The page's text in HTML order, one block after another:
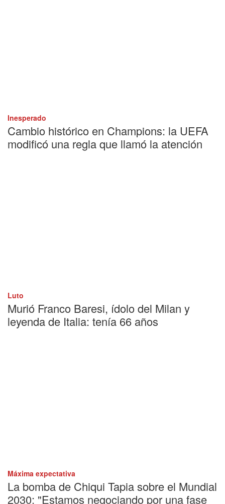
Inesperado
Cambio histórico en Champions: la UEFA
modificó una regla que llamó la atención
Luto
Murió Franco Baresi, ídolo del Milan y
leyenda de Italia: tenía 66 años
Máxima expectativa
La bomba de Chiqui Tapia sobre el Mundial
2030: "Estamos negociando por una fase